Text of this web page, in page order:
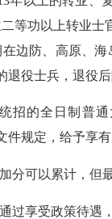
等功以上转业士
在边防、高原、
退役士兵，退役
招的全日制普
件规定，给予享
分可以累计，但
通过享受政策待遇